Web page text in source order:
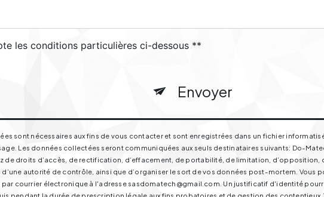
les conditions particulières ci-dessous **
Envoyer
sont nécessaires aux fins de vous contacter et sont enregistrées dans un fichier
Les données collectées seront communiquées aux seuls destinataires suivants: Do-
de droits d’accès, de rectification, d’effacement, de portabilité, de limitation,
autorité de contrôle, ainsi que d’organiser le sort de vos données post-mortem. Vous
par courrier électronique à l'adresse sasdomatech@gmail.com. Un justificatif d'identité
pendant la durée de prescription légale aux fins probatoires et de gestion des